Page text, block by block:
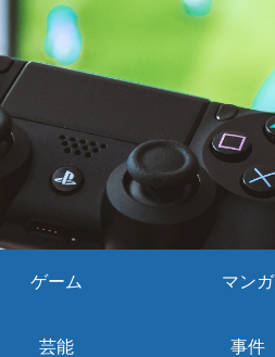
ゲーム マンガ
芸能 事件